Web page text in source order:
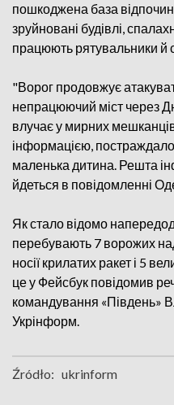
пошкоджена база
зруйновані будівлі,
працюють рятувальники й
"Ворог продовжує
непрацюючий міст через
влучає у мирних
інформацією,
маленька дитина. Решта
йдеться в повідомленні
Як стало відомо
перебувають 7 ворожих
носії крилатих ракет і 5
це у Фейсбук повідомив
командування «Південь»
Укрінформ.
Źródło: ukrinform